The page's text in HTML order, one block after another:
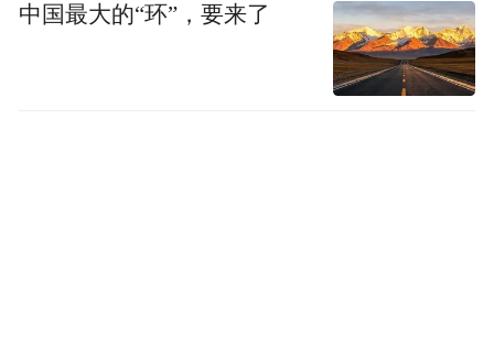
中国最大的“环”，要来了